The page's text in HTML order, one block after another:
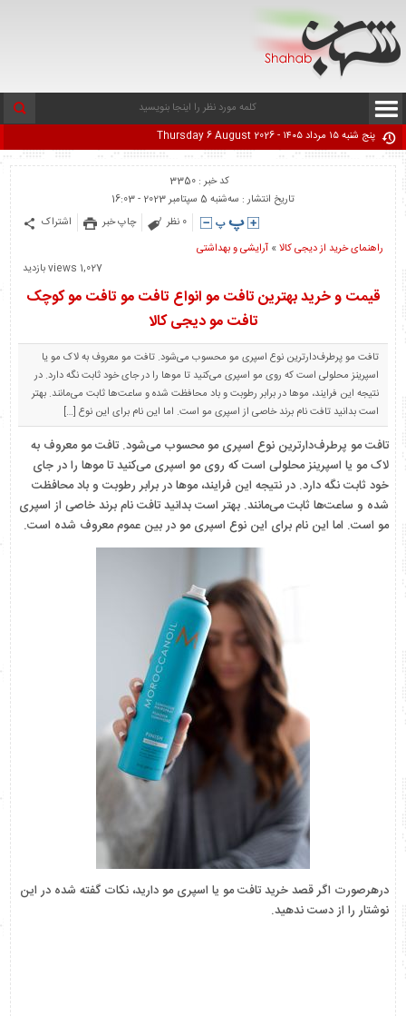
پنج شنبه ۱۵ مرداد ۱۴۰۵ - Thursday 6 August 2026
کد خبر : 3350
تاریخ انتشار : سه‌شنبه 5 سپتامبر 2023 - 16:03
اشتراک
چاپ خبر
0 نظر
آرایشی و بهداشتی «راهنمای خرید از دیجی کالا
1,027 views بازدید
قیمت و خرید بهترین تافت مو انواع تافت مو تافت مو کوچک
تافت مو دیجی کالا
تافت مو پرطرف‌دارترین نوع اسپری مو محسوب می‌شود. تافت مو معروف به لاک مو یا
اسپرینز محلولی است که روی مو اسپری می‌کنید تا موها را در جای خود ثابت نگه دارد. در
نتیجه این فرایند، موها در برابر رطوبت و باد محافظت شده و ساعت‌ها ثابت می‌مانند. بهتر
است بدانید تافت نام برند خاصی از اسپری مو است. اما این نام برای این نوع […]
تافت مو پرطرف‌دارترین نوع اسپری مو محسوب می‌شود. تافت مو معروف به
لاک مو یا اسپرینز محلولی است که روی مو اسپری می‌کنید تا موها را در جای
خود ثابت نگه دارد. در نتیجه این فرایند، موها در برابر رطوبت و باد محافظت
شده و ساعت‌ها ثابت می‌مانند. بهتر است بدانید تافت نام برند خاصی از اسپری
مو است. اما این نام برای این نوع اسپری مو در بین عموم معروف شده است.
درهرصورت اگر قصد خرید تافت مو یا اسپری مو دارید، نکات گفته شده در این
نوشتار را از دست ندهید.